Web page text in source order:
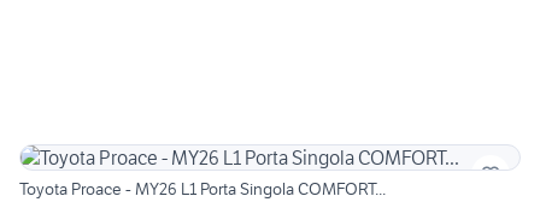
Toyota Proace - MY26 L1 Porta Singola COMFORT...